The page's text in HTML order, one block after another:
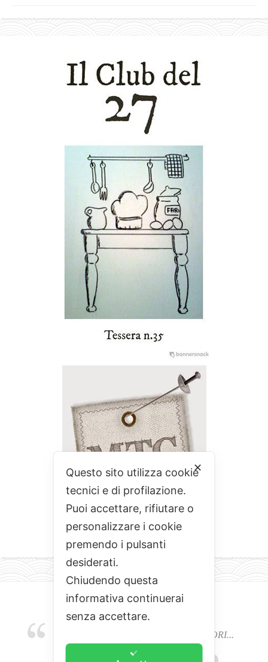
EMOZIONI, COLORI, ODORI E SAPORI...
L'ALCHIMIA DEL BUON CIBO
✕
Questo sito utilizza cookie
tecnici e di profilazione.
Puoi accettare, rifiutare o
personalizzare i cookie
premendo i pulsanti
desiderati.
Chiudendo questa
informativa continuerai
senza accettare.